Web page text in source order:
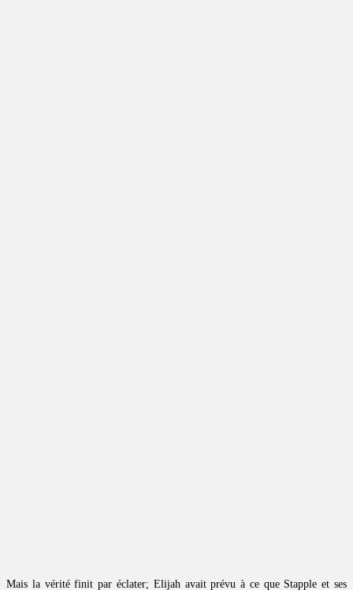
Mais la vérité finit par éclater; Elijah avait prévu à ce que Stapple et ses